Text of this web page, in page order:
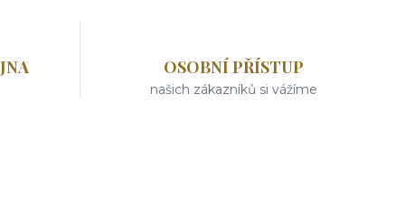
OSOBNÍ PŘÍSTUP
našich zákazníků si vážíme